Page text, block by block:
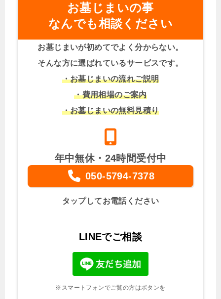
お墓じまいの事
なんでも相談ください
お墓じまいが初めてでよく分からない。
そんな方に選ばれているサービスです。
・お墓じまいの流れご説明
・費用相場のご案内
・お墓じまいの無料見積り
年中無休・24時間受付中
050-5794-7378
タップしてお電話ください
LINEでご相談
※スマートフォンでご覧の方はボタンを